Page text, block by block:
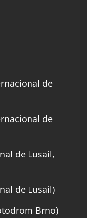
de
de
de Lusail,
de Lusail)
Brno)